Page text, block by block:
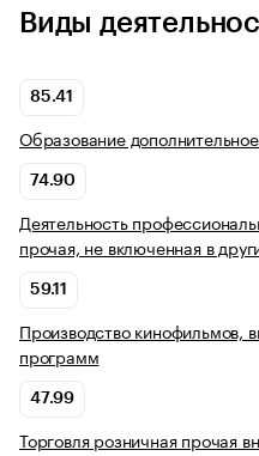
Виды
85.41
Образование
74.90
Деятельность
прочая, не включенная в
59.11
Производство кинофильмов,
программ
47.99
Торговля розничная прочая